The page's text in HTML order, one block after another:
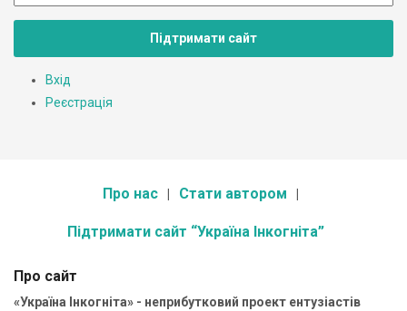
Підтримати сайт
Вхід
Реєстрація
Про нас Стати автором
Підтримати сайт “Україна Інкогніта”
Про сайт
«Україна Інкогніта» - неприбутковий проект ентузіастів